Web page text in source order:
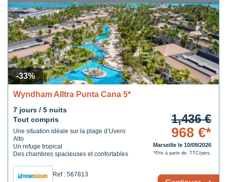
-33%
Wyndham Alltra Punta Cana 5*
7 jours / 5 nuits
Tout compris
Une situation idéale sur la plage d’Uvero
Alto
Un refuge tropical
Des chambres spacieuses et confortables
Ref : 567813
1,436 €
968 €*
Marseille le 10/09/2026
*Prix à partir de, TTC/pers.